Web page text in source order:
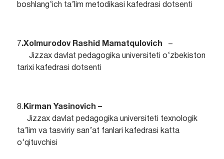
boshlang‘ich ta’lim metodikasi kafedrasi dotsenti
7 .Xolmurodov Rashid Mamatqulovich
–
Jizzax davlat pedagogika universiteti o‘zbekiston
tarixi kafedrasi dotsenti
8.Kirman Yasinovich –
Jizzax davlat pedagogika universiteti texnologik
ta’lim va tasviriy san’at fanlari kafedrasi katta
o‘qituvchisi